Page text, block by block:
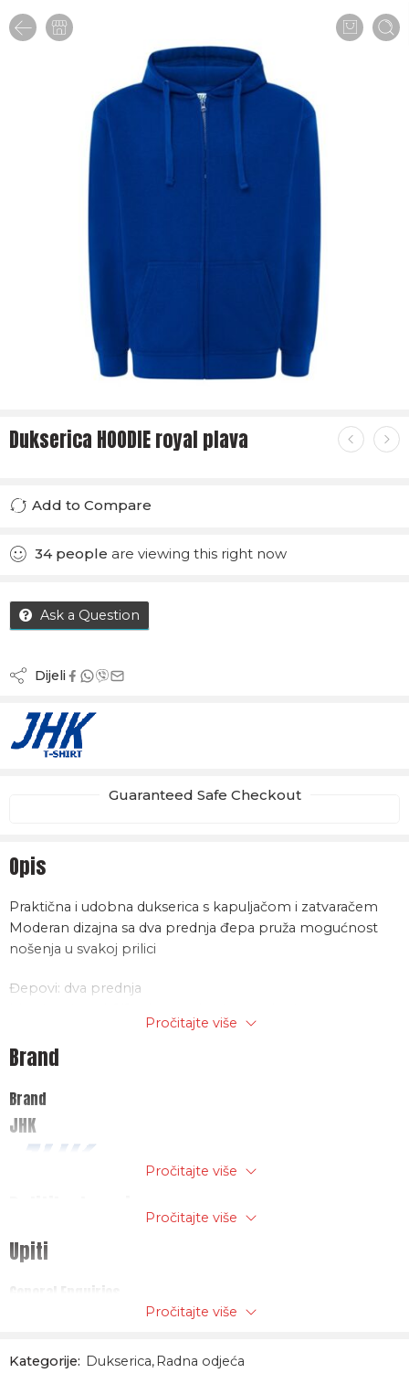
Dukserica HOODIE royal plava
Add to Compare
34 people are viewing this right now
Ask a Question
Dijeli
Guaranteed Safe Checkout
Opis
Praktična i udobna dukserica s kapuljačom i zatvaračem
Moderan dizajna sa dva prednja đepa pruža mogućnost
nošenja u svakoj prilici
Đepovi: dva prednja
Materijal: 65% poliester/ 35% pamuk, 290 g/m2
Pročitajte više
Brand
Brand
JHK
Pročitajte više
Politika trgovinePročitajte više
Upiti
General Enquiries
There are no enquiries yet.Pročitajte više
Kategorije: Dukserica, Radna odjeća